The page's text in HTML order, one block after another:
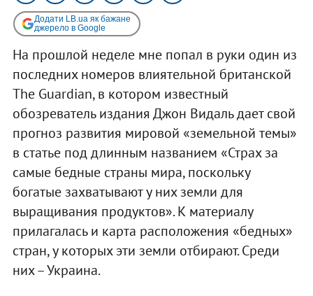
Додати LB.ua як бажане
джерело в Google
На прошлой неделе мне попал в руки один из
последних номеров влиятельной британской
The Guardian, в котором известный
обозреватель издания Джон Видаль дает свой
прогноз развития мировой «земельной темы»
в статье под длинным названием «Страх за
самые бедные страны мира, поскольку
богатые захватывают у них земли для
выращивания продуктов». К материалу
прилагалась и карта расположения «бедных»
стран, у которых эти земли отбирают. Среди
них – Украина.